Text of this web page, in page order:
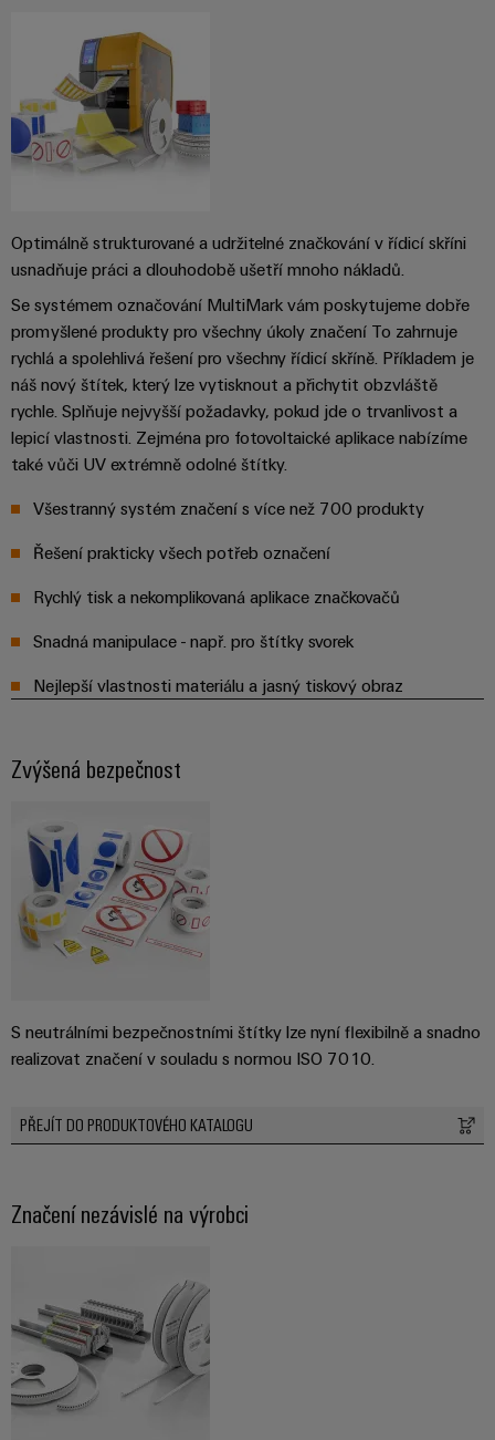
Optimálně strukturované a udržitelné značkování v řídicí skříni
usnadňuje práci a dlouhodobě ušetří mnoho nákladů.
Se systémem označování MultiMark vám poskytujeme dobře
promyšlené produkty pro všechny úkoly značení To zahrnuje
rychlá a spolehlivá řešení pro všechny řídicí skříně. Příkladem je
náš nový štítek, který lze vytisknout a přichytit obzvláště
rychle. Splňuje nejvyšší požadavky, pokud jde o trvanlivost a
lepicí vlastnosti. Zejména pro fotovoltaické aplikace nabízíme
také vůči UV extrémně odolné štítky.
Všestranný systém značení s více než 700 produkty
Řešení prakticky všech potřeb označení
Rychlý tisk a nekomplikovaná aplikace značkovačů
Snadná manipulace - např. pro štítky svorek
Nejlepší vlastnosti materiálu a jasný tiskový obraz
Zvýšená bezpečnost
S neutrálními bezpečnostními štítky lze nyní flexibilně a snadno
realizovat značení v souladu s normou ISO 7010.
PŘEJÍT DO PRODUKTOVÉHO KATALOGU
Značení nezávislé na výrobci